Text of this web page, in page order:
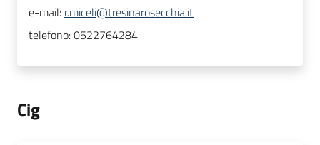
e-mail: r.miceli@tresinarosecchia.it
telefono:0522764284
Cig